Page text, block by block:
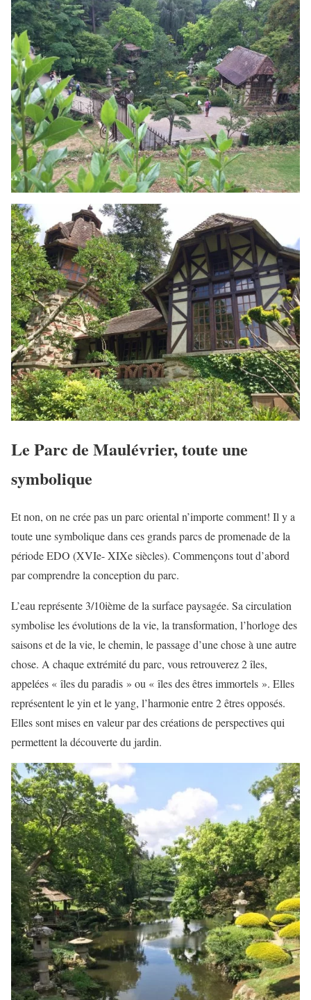
Le Parc de Maulévrier, toute une
symbolique
Et non, on ne crée pas un parc oriental n’importe comment! Il y a
toute une symbolique dans ces grands parcs de promenade de la
période EDO (XVIe- XIXe siècles). Commençons tout d’abord
par comprendre la conception du parc.
L’eau représente 3/10ième de la surface paysagée. Sa circulation
symbolise les évolutions de la vie, la transformation, l’horloge des
saisons et de la vie, le chemin, le passage d’une chose à une autre
chose. A chaque extrémité du parc, vous retrouverez 2 îles,
appelées « îles du paradis » ou « îles des êtres immortels ». Elles
représentent le yin et le yang, l’harmonie entre 2 êtres opposés.
Elles sont mises en valeur par des créations de perspectives qui
permettent la découverte du jardin.